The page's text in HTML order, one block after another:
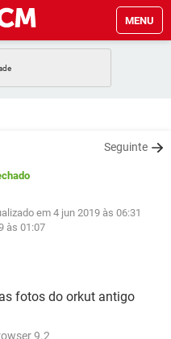
MENU
GMAIL
GMAIL
WHATSAPP
EXCEL
WHATSAPP
GMAIL
Seguinte
em 4 jun 2019 às 06:31
às 01:07
fotos do orkut antigo
9.2